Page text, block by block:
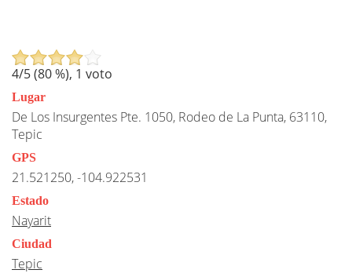
4/5 (80%), 1 voto
Lugar
De Los Insurgentes Pte. 1050, Rodeo de La Punta, 63110,
Tepic
GPS
21.521250, -104.922531
Estado
Nayarit
Ciudad
Tepic